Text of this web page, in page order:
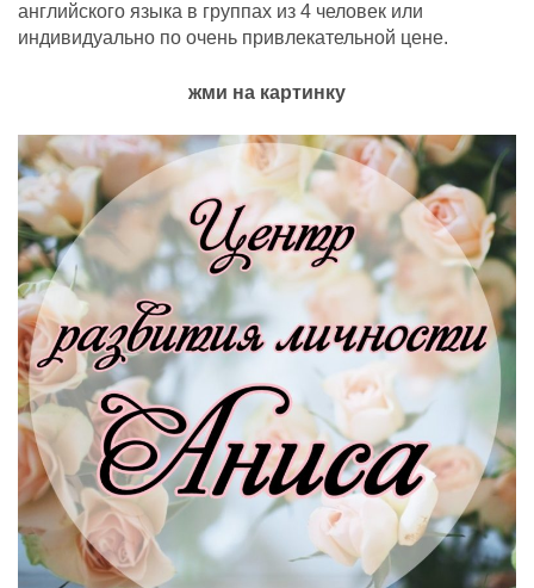
английского языка в группах из 4 человек или
индивидуально по очень привлекательной цене.
жми на картинку